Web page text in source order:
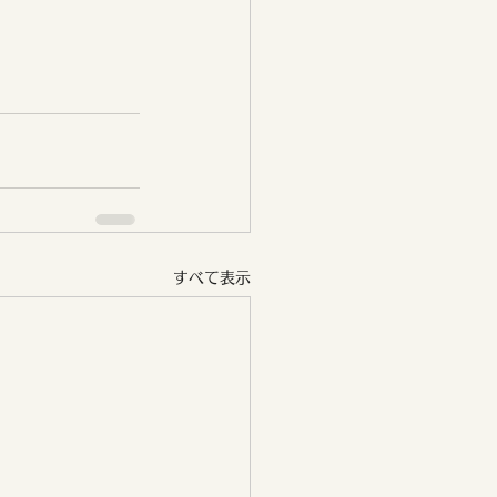
すべて表示